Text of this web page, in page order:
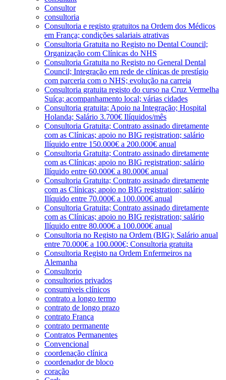
Consultor
consultoria
Consultoria e registo gratuitos na Ordem dos Médicos
em França; condições salariais atrativas
Consultoria Gratuita no Registo no Dental Council;
Organização com Clínicas do NHS
Consultoria Gratuita no Registo no General Dental
Council; Integração em rede de clínicas de prestígio
com parceria com o NHS; evolução na carreia
Consultoria gratuita registo do curso na Cruz Vermelha
Suíça; acompanhamento local; várias cidades
Consultoria gratuita; Apoio na Integração; Hospital
Holanda; Salário 3.700€ Ilíquidos/mês
Consultoria Gratuita; Contrato assinado diretamente
com as Clínicas; apoio no BIG registration; salário
Ilíquido entre 150.000€ a 200.000€ anual
Consultoria Gratuita; Contrato assinado diretamente
com as Clínicas; apoio no BIG registration; salário
Ilíquido entre 60.000€ a 80.000€ anual
Consultoria Gratuita; Contrato assinado diretamente
com as Clínicas; apoio no BIG registration; salário
Ilíquido entre 70.000€ a 100.000€ anual
Consultoria Gratuita; Contrato assinado diretamente
com as Clínicas; apoio no BIG registration; salário
Ilíquido entre 80.000€ a 100.000€ anual
Consultoria no Registo na Ordem (BIG); Salário anual
entre 70.000€ a 100.000€; Consultoria gratuita
Consultoria Registo na Ordem Enfermeiros na
Alemanha
Consultorio
consultorios privados
consumiveis clínicos
contrato a longo termo
contrato de longo prazo
contrato França
contrato permanente
Contratos Permanentes
Convencional
coordenação clínica
coordenador de bloco
coração